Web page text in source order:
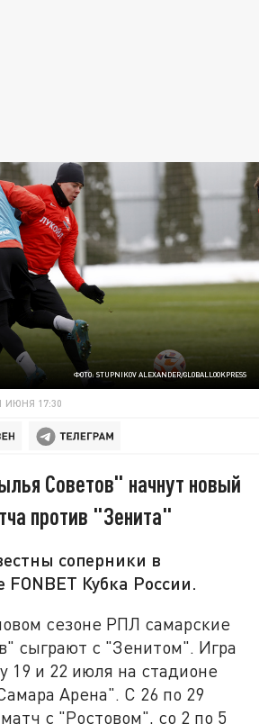
ФОТО: STUPNIKOV ALEXANDER/GLOBALLOOKPRESS
ИЮНЯ 17:30
Советов" начнут новый
против "Зенита"
соперники в
FONBET Кубка России.
сезоне РПЛ самарские
сыграют с "Зенитом". Игра
19 и 22 июля на стадионе
Арена". С 26 по 29
с "Ростовом", со 2 по 5